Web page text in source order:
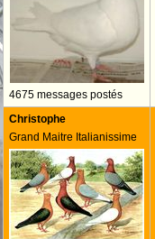
4675 messages postés
Christophe
Grand Maitre Italianissime